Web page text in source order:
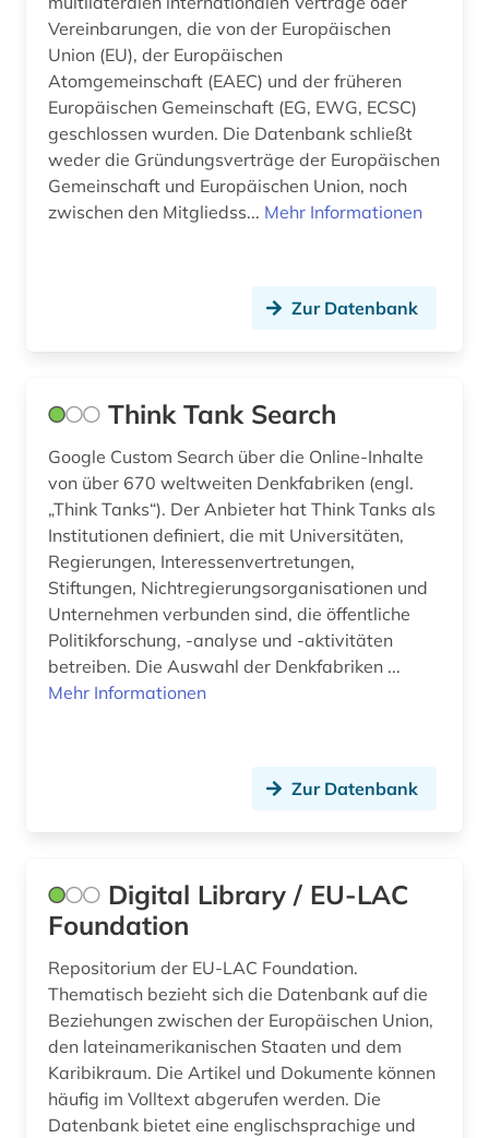
archivalien (2)
archivkunde (2)
archivprojekte (1)
archivwesen (1)
archäologie (30)
aristoteles (1)
armenien (3)
art (1)
artefakte (1)
artenreichtum (1)
arthur (2)
artik (1)
arzneimittelrezeptor (1)
arzneistoffe (1)
asien (5)
asienwissenschaften (4)
assisi (1)
astronomie (4)
astrophysik (3)
Vereinbarungen, die von der Europäischen
Union (EU), der Europäischen
Atomgemeinschaft (EAEC) und der früheren
Europäischen Gemeinschaft (EG, EWG, ECSC)
geschlossen wurden. Die Datenbank schließt
weder die Gründungsverträge der Europäischen
Gemeinschaft und Europäischen Union, noch
zwischen den Mitgliedss... Mehr Informationen
Zur Datenbank
Think Tank Search
Google Custom Search über die Online-Inhalte
von über 670 weltweiten Denkfabriken (engl.
„Think Tanks“). Der Anbieter hat Think Tanks als
Institutionen definiert, die mit Universitäten,
Regierungen, Interessenvertretungen,
Stiftungen, Nichtregierungsorganisationen und
Unternehmen verbunden sind, die öffentliche
Politikforschung, -analyse und -aktivitäten
betreiben. Die Auswahl der Denkfabriken ...
Mehr Informationen
Zur Datenbank
Digital Library / EU-LAC
Foundation
Repositorium der EU-LAC Foundation.
Thematisch bezieht sich die Datenbank auf die
Beziehungen zwischen der Europäischen Union,
den lateinamerikanischen Staaten und dem
Karibikraum. Die Artikel und Dokumente können
häufig im Volltext abgerufen werden. Die
Datenbank bietet eine englischsprachige und